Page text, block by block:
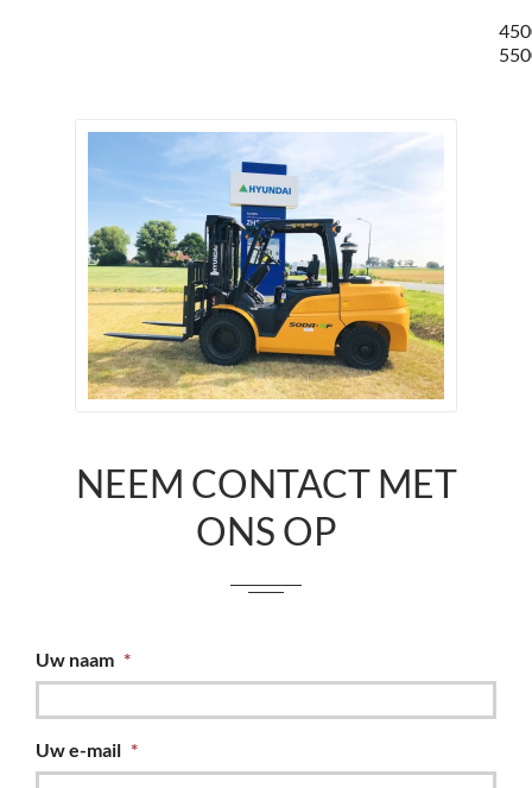
NEEM CONTACT MET
ONS OP
Uw naam *
Uw e-mail *